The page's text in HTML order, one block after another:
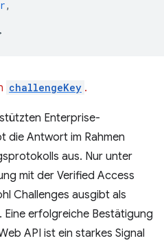
,
challengeKey .
Enterprise-
die Antwort im Rahmen
aus. Nur unter
mit der Verified Access
Challenges ausgibt als
erfolgreiche Bestätigung
API ist ein starkes Signal